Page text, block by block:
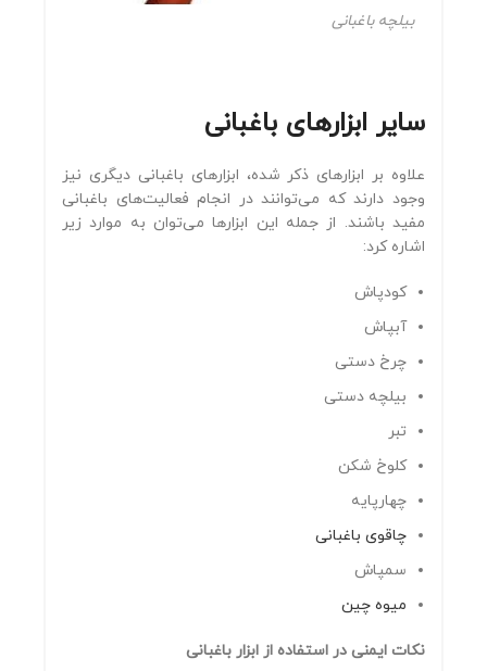
بیلچه باغبانی
سایر ابزارهای باغبانی
علاوه بر ابزارهای ذکر شده، ابزارهای باغبانی دیگری نیز
وجود دارند که می‌توانند در انجام فعالیت‌های باغبانی
مفید باشند. از جمله این ابزارها می‌توان به موارد زیر
اشاره کرد:
کودپاش
آبپاش
چرخ دستی
بیلچه دستی
تبر
کلوخ شکن
چهارپایه
چاقوی باغبانی
سمپاش
میوه چین
نکات ایمنی در استفاده از ابزار باغبانی